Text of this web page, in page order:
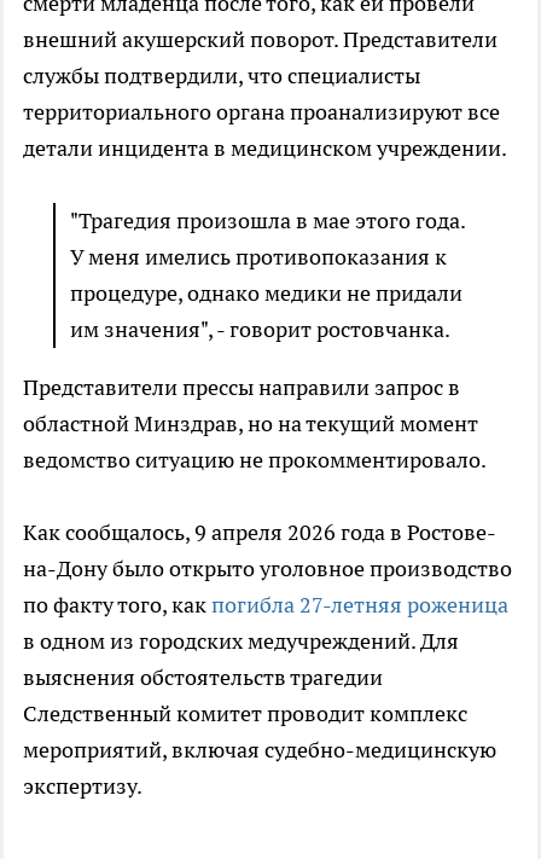
внешний акушерский поворот. Представители
службы подтвердили, что специалисты
территориального органа проанализируют все
детали инцидента в медицинском учреждении.
"Трагедия произошла в мае этого года.
У меня имелись противопоказания к
процедуре, однако медики не придали
им значения", - говорит ростовчанка.
Представители прессы направили запрос в
областной Минздрав, но на текущий момент
ведомство ситуацию не прокомментировало.
Как сообщалось, 9 апреля 2026 года в Ростове-
на-Дону было открыто уголовное производство
по факту того, какпогибла 27-летняя роженица
в одном из городских медучреждений. Для
выяснения обстоятельств трагедии
Следственный комитет проводит комплекс
мероприятий, включая судебно-медицинскую
экспертизу.